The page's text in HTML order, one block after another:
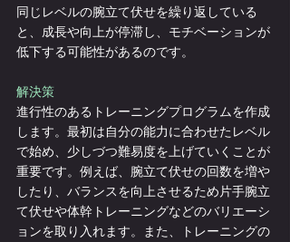
同じレベルの腕立て伏せを繰り返している
と、成長や向上が停滞し、モチベーションが
低下する可能性があるのです。
解決策
進行性のあるトレーニングプログラムを作成
します。最初は自分の能力に合わせたレベル
で始め、少しづつ難易度を上げていくことが
重要です。例えば、腕立て伏せの回数を増や
したり、バランスを向上させるため片手腕立
て伏せや体幹トレーニングなどのバリエーシ
ョンを取り入れます。また、トレーニングの